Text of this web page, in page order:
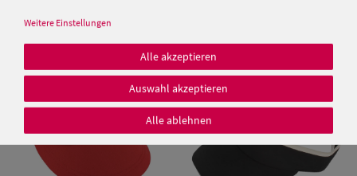
Damen Caps
12,99 €
Weitere Einstellungen
Alle akzeptieren
Auswahl akzeptieren
Alle ablehnen